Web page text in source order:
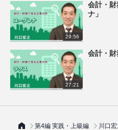
29:56
会計・
ナ」
27:21
会計・財
第4編 実践・上級編
川口